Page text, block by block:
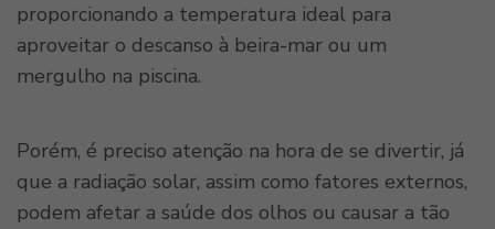
proporcionando a temperatura ideal para
aproveitar o descanso à beira-mar ou um
mergulho na piscina.
Porém, é preciso atenção na hora de se divertir, já
que a radiação solar, assim como fatores externos,
podem afetar a saúde dos olhos ou causar a tão